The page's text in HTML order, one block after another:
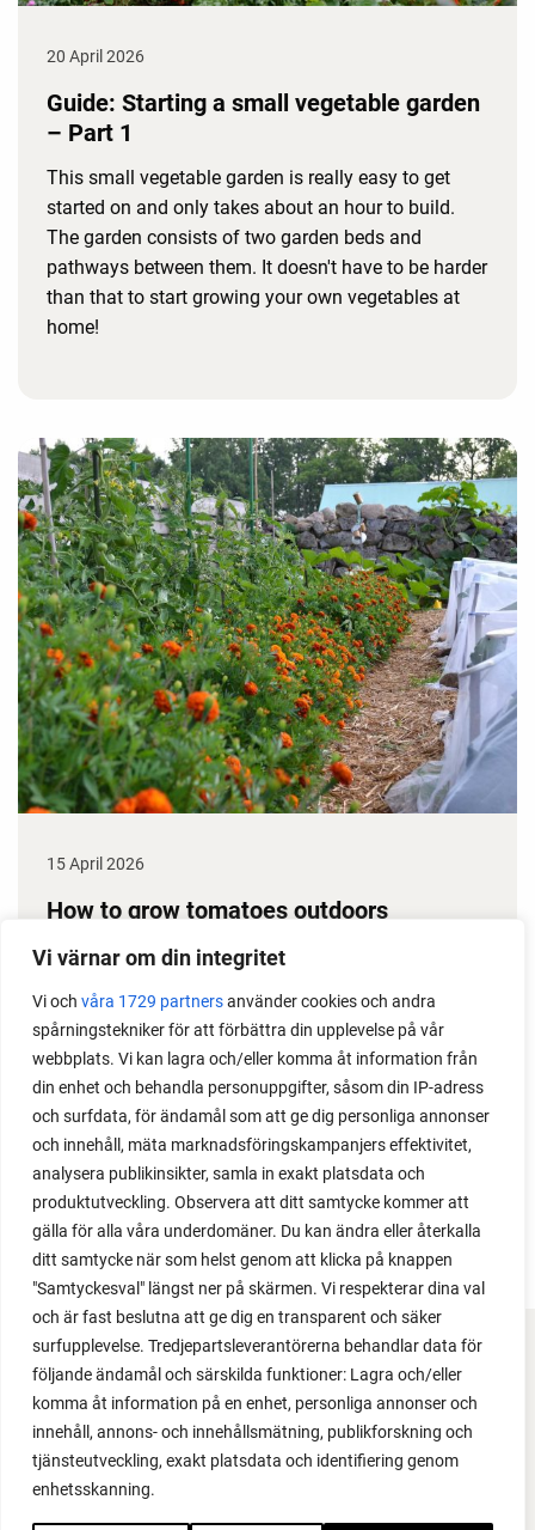
Vi värnar om din integritet
Vi och våra 1729 partnersanvänder cookies och andra
spårningstekniker för att förbättra din upplevelse på vår
webbplats. Vi kan lagra och/eller komma åt information från
din enhet och behandla personuppgifter, såsom din IP-adress
och surfdata, för ändamål som att ge dig personliga annonser
och innehåll, mäta marknadsföringskampanjers effektivitet,
analysera publikinsikter, samla in exakt platsdata och
produktutveckling. Observera att ditt samtycke kommer att
gälla för alla våra underdomäner. Du kan ändra eller återkalla
ditt samtycke när som helst genom att klicka på knappen
"Samtyckesval" längst ner på skärmen. Vi respekterar dina val
och är fast beslutna att ge dig en transparent och säker
surfupplevelse. Tredjepartsleverantörerna behandlar data för
följande ändamål och särskilda funktioner: Lagra och/eller
komma åt information på en enhet, personliga annonser och
innehåll, annons- och innehållsmätning, publikforskning och
tjänsteutveckling, exakt platsdata och identifiering genom
enhetsskanning.
20 April 2026
Guide: Starting a small vegetable garden
– Part 1
This small vegetable garden is really easy to get
started on and only takes about an hour to build.
The garden consists of two garden beds and
pathways between them. It doesn't have to be harder
than that to start growing your own vegetables at
home!
15 April 2026
How to grow tomatoes outdoors
Do you need a greenhouse to grow tomatoes? This
readers. I grow tomatoes outdoors without any
issues. Why not give it a try?
LOAD MORE
FACEBOOK
YOUTUBE